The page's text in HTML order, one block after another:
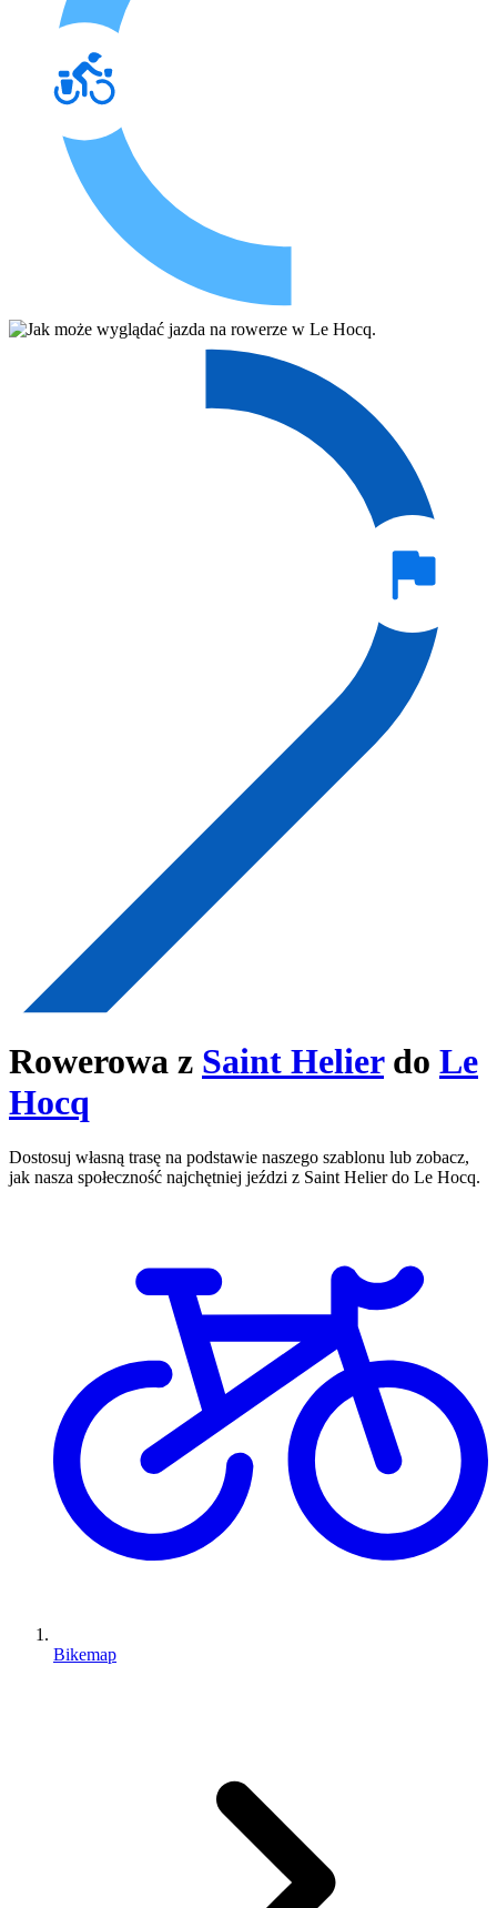
Rowerowa z Saint Helierdo Le
Hocq
Dostosuj własną trasę na podstawie naszego szablonu lub zobacz,
jak nasza społeczność najchętniej jeździ z Saint Helier do Le Hocq.
Bikemap